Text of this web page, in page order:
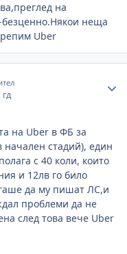
на
неща
Uber
гд
на Uber в ФБ за
стадий), един
с 40 коли, които
и 12лв го било
да му пишат ЛС,и
проблеми да не
след това вече Uber